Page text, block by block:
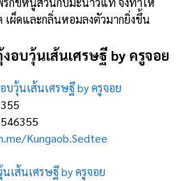
เผ็ดและกลิ่นหอมลงตัวมากยิ่งขึ้น
อบวุ้นเส้นเศรษฐี by ครูจอย
บวุ้นเส้นเศรษฐี by ครูจอย
Kungaob.Sedtee
นเส้นเศรษฐี by ครูจอย